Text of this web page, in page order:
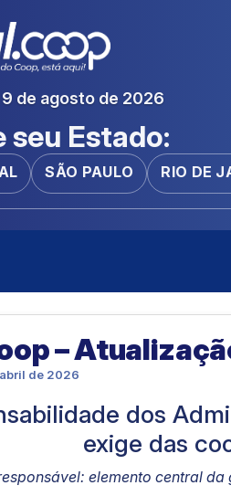
de agosto de 2026
seu Estado:
SÃO PAULO RIO DE
–
de 2026
dos
exige das
elemento central